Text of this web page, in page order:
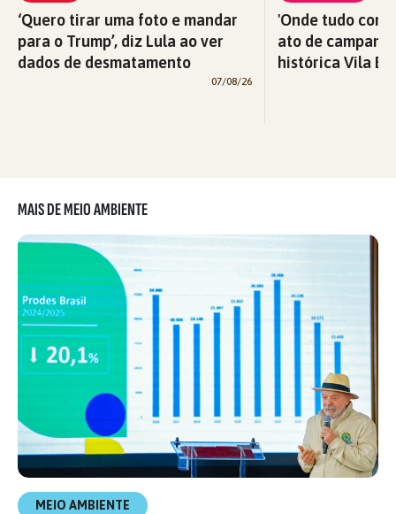
‘Quero tirar uma foto e mandar
para o Trump’, diz Lula ao ver
dados de desmatamento
07/08/26
'Onde tudo
ato de
histórica Vila
MAIS DE MEIO AMBIENTE
MEIO AMBIENTE